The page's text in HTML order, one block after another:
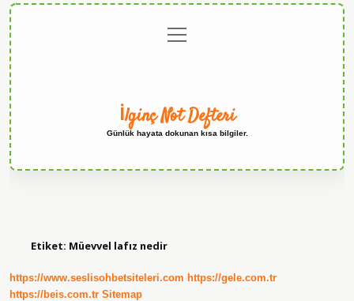
menüyü
aç
İlginç Not Defteri
Günlük hayata dokunan kısa bilgiler.
Etiket: Müevvel lafız nedir
https://www.seslisohbetsiteleri.com https://gele.com.tr
https://beis.com.tr Sitemap